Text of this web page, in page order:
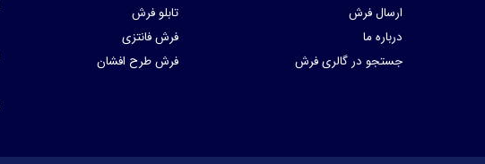
ارسال فرش
درباره ما
جستجو در گالری فرش
تابلو فرش
فرش فانتزی
فرش طرح افشان